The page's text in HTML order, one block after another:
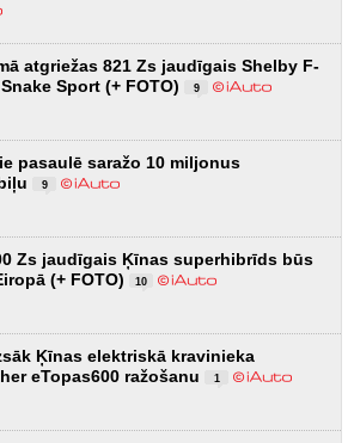
atgriežas 821 Zs jaudīgais Shelby F-
Sport (+ FOTO)
9
pasaulē saražo 10 miljonus
9
Zs jaudīgais Ķīnas superhibrīds būs
(+ FOTO)
10
Ķīnas elektriskā kravinieka
eTopas600 ražošanu
1